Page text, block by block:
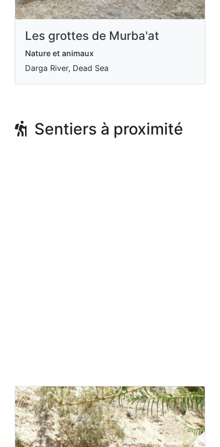
Les grottes de Murba'at
Nature et animaux
Darga River, Dead Sea
Sentiers à proximité